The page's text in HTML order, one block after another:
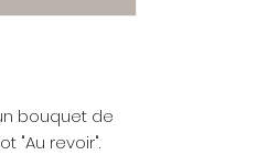
bouquet de
"Au revoir".